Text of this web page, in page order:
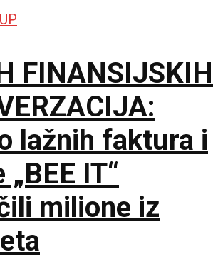
FINANSIJSKIH
lažnih faktura i
IT“
milione iz